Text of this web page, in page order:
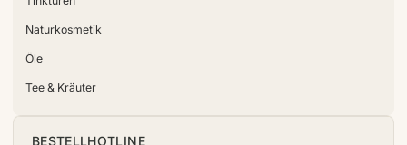
Naturkosmetik
Öle
Tee & Kräuter
BESTELLHOTLINE